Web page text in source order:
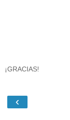
¡GRACIAS!
‹